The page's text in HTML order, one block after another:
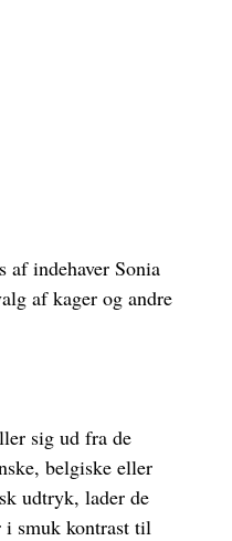
indehaver Sonia
af kager og andre
sig ud fra de
belgiske eller
udtryk, lader de
i smuk kontrast til